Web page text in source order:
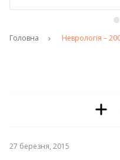
Головна Неврологія –
27 березня, 2015